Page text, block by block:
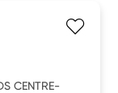
CENTRE-